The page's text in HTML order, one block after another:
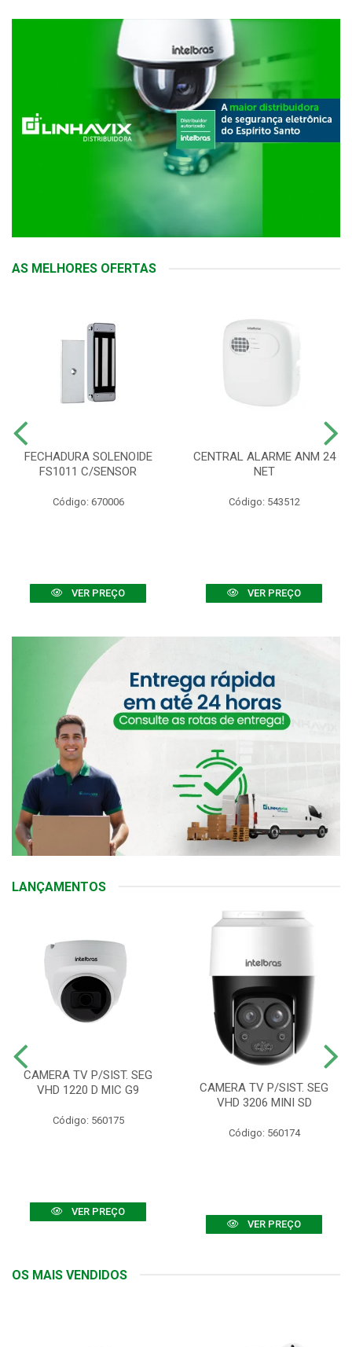
AS MELHORES OFERTAS
FECHADURA SOLENOIDE
FS1011 C/SENSOR
Código: 670006
VER PREÇO
CENTRAL ALARME ANM 24
NET
Código: 543512
VER PREÇO
LANÇAMENTOS
CAMERA TV P/SIST. SEG
VHD 1220 D MIC G9
Código: 560175
VER PREÇO
CAMERA TV P/SIST. SEG
VHD 3206 MINI SD
Código: 560174
VER PREÇO
OS MAIS VENDIDOS